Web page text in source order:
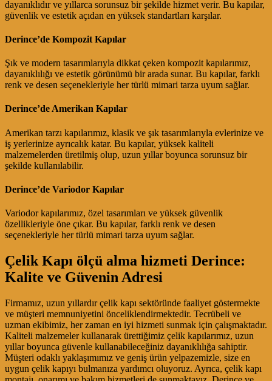
dayanıklıdır ve yıllarca sorunsuz bir şekilde hizmet verir. Bu kapılar,
güvenlik ve estetik açıdan en yüksek standartları karşılar.
Derince’de Kompozit Kapılar
Şık ve modern tasarımlarıyla dikkat çeken kompozit kapılarımız,
dayanıklılığı ve estetik görünümü bir arada sunar. Bu kapılar, farklı
renk ve desen seçenekleriyle her türlü mimari tarza uyum sağlar.
Derince’de Amerikan Kapılar
Amerikan tarzı kapılarımız, klasik ve şık tasarımlarıyla evlerinize ve
iş yerlerinize ayrıcalık katar. Bu kapılar, yüksek kaliteli
malzemelerden üretilmiş olup, uzun yıllar boyunca sorunsuz bir
şekilde kullanılabilir.
Derince’de Variodor Kapılar
Variodor kapılarımız, özel tasarımları ve yüksek güvenlik
özellikleriyle öne çıkar. Bu kapılar, farklı renk ve desen
seçenekleriyle her türlü mimari tarza uyum sağlar.
Çelik Kapı ölçü alma hizmeti Derince:
Kalite ve Güvenin Adresi
Firmamız, uzun yıllardır çelik kapı sektöründe faaliyet göstermekte
ve müşteri memnuniyetini önceliklendirmektedir. Tecrübeli ve
uzman ekibimiz, her zaman en iyi hizmeti sunmak için çalışmaktadır.
Kaliteli malzemeler kullanarak ürettiğimiz çelik kapılarımız, uzun
yıllar boyunca güvenle kullanabileceğiniz dayanıklılığa sahiptir.
Müşteri odaklı yaklaşımımız ve geniş ürün yelpazemizle, size en
uygun çelik kapıyı bulmanıza yardımcı oluyoruz. Ayrıca, çelik kapı